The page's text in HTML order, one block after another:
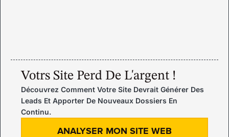
Votrs Site Perd De L'argent !
Découvrez Comment Votre Site Devrait Générer Des
Leads Et Apporter De Nouveaux Dossiers En
Continu.
ANALYSER MON SITE WEB